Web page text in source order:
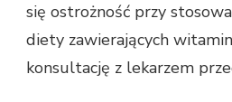
się ostrożność przy
diety zawierających
konsultację z lekarzem